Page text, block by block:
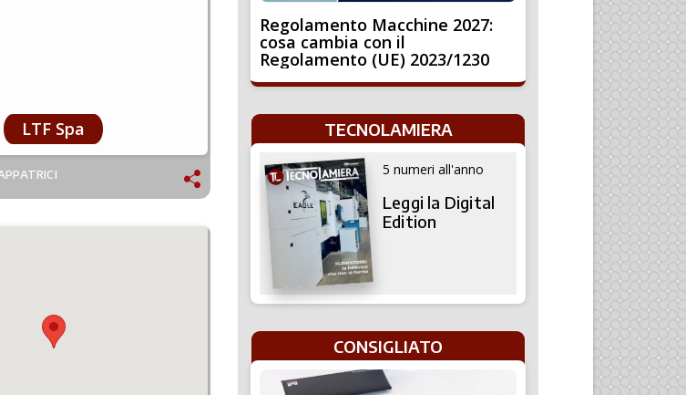
LTF Spa
Regolamento Macchine 2027:
cosa cambia con il
Regolamento (UE) 2023/1230
TECNOLAMIERA
5 numeri all'anno
Leggi la Digital
Edition
CONSIGLIATO